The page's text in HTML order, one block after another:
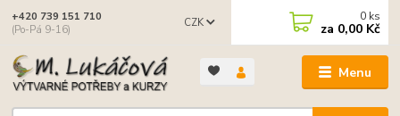
Menu
CZK
+420 739 151 710
(Po-Pá 9-16)
0 ks
za 0,00 Kč